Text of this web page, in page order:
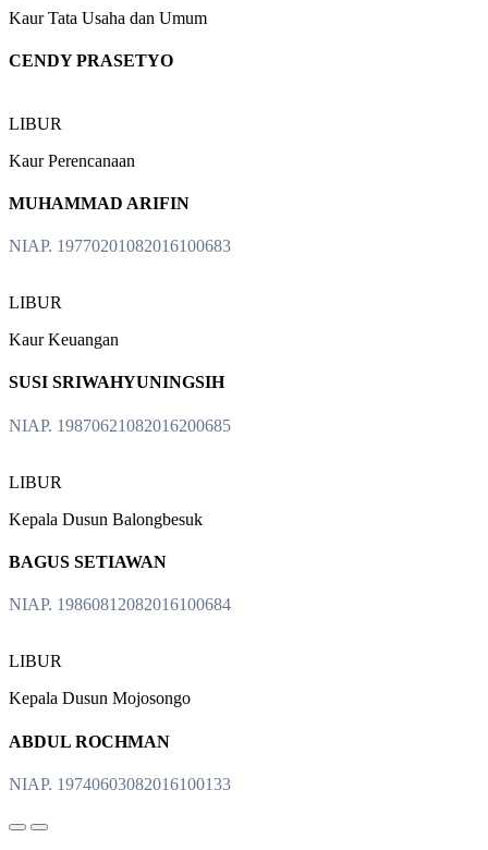
Kaur Tata Usaha dan Umum
CENDY PRASETYO
LIBUR
Kaur Perencanaan
MUHAMMAD ARIFIN
NIAP. 19770201082016100683
LIBUR
Kaur Keuangan
SUSI SRIWAHYUNINGSIH
NIAP. 19870621082016200685
LIBUR
Kepala Dusun Balongbesuk
BAGUS SETIAWAN
NIAP. 19860812082016100684
LIBUR
Kepala Dusun Mojosongo
ABDUL ROCHMAN
NIAP. 19740603082016100133